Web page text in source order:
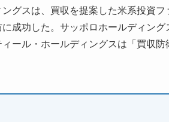
グスは、買収を提案した米系投資
成功した。サッポロホールディン
ール・ホールディングスは「買収